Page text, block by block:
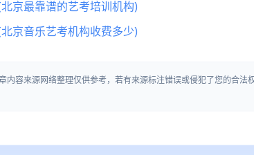
京最靠谱的艺考培训机构)
京音乐艺考机构收费多少)
内容来源网络整理仅供参考，若有来源标注错误或侵犯了您的合